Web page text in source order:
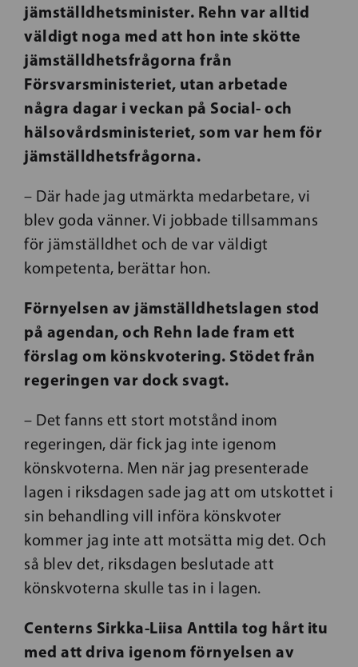
jämställdhetsminister. Rehn var alltid
väldigt noga med att hon inte skötte
jämställdhetsfrågorna från
Försvarsministeriet, utan arbetade
några dagar i veckan på Social- och
hälsovårdsministeriet, som var hem för
jämställdhetsfrågorna.
– Där hade jag utmärkta medarbetare, vi
blev goda vänner. Vi jobbade tillsammans
för jämställdhet och de var väldigt
kompetenta, berättar hon.
Förnyelsen av jämställdhetslagen stod
på agendan, och Rehn lade fram ett
förslag om könskvotering. Stödet från
regeringen var dock svagt.
– Det fanns ett stort motstånd inom
regeringen, där fick jag inte igenom
könskvoterna. Men när jag presenterade
lagen i riksdagen sade jag att om utskottet i
sin behandling vill införa könskvoter
kommer jag inte att motsätta mig det. Och
så blev det, riksdagen beslutade att
könskvoterna skulle tas in i lagen.
Centerns Sirkka-Liisa Anttila tog hårt itu
med att driva igenom förnyelsen av